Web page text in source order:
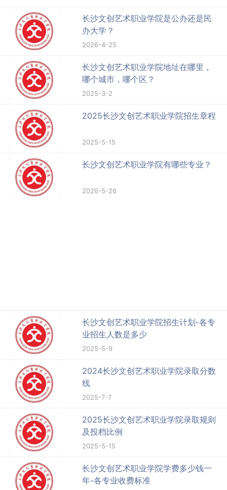
长沙文创艺术职业学院是公办还是民
办大学？
2026-4-25
长沙文创艺术职业学院地址在哪里，
哪个城市，哪个区？
2025-3-2
2025长沙文创艺术职业学院招生章程
2025-5-15
长沙文创艺术职业学院有哪些专业？
2026-5-26
长沙文创艺术职业学院招生计划-各专
业招生人数是多少
2025-5-9
2024长沙文创艺术职业学院录取分数
线
2025-7-7
2025长沙文创艺术职业学院录取规则
及投档比例
2025-5-15
长沙文创艺术职业学院学费多少钱一
年-各专业收费标准